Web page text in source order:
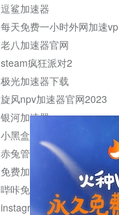
逗鲨加速器
每天免费一小时外网加速vp
老八加速器官网
steam疯狂派对2
极光加速器下载
旋风npv加速器官网2023
银河加速器
小黑盒加速器加速
赤兔管理平台
免费加速器
哔咔免费加速服务器
instagram网页版登录入口